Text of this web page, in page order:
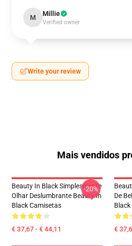
M Millie
Verified owner
Write your review
Mais vendidos
Beauty In Black Simplesmente
Olhar Deslumbrante Beauty In
Black Camisetas
€ 37,67 - € 44,11
-20%
De
€